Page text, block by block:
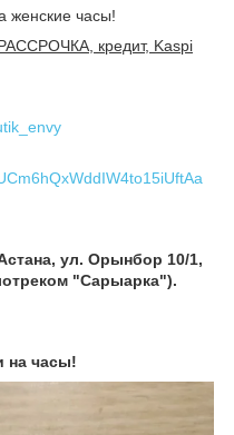
женские часы!
кредит, Kaspi
ул. Орынбор 10/1,
"Сарыарка").
на часы!